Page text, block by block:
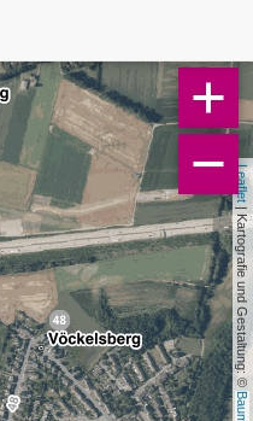
Leaflet
| Kartografie und Gestaltung: ©